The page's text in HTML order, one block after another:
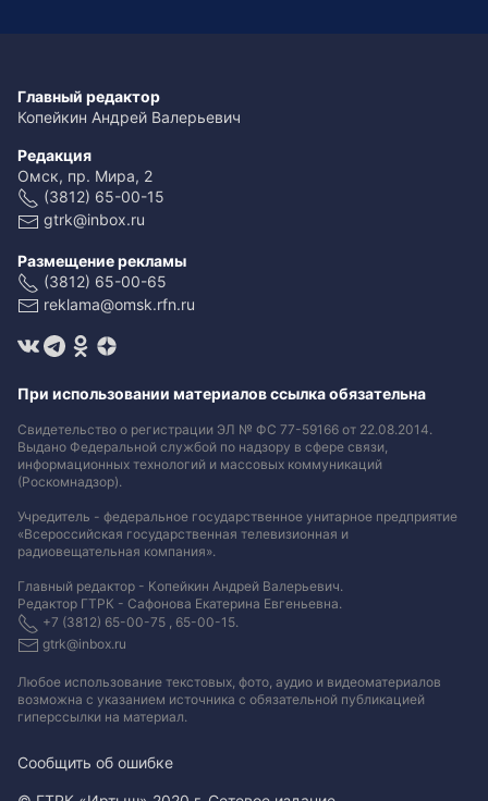
Главный редактор
Копейкин Андрей Валерьевич
Редакция
Омск, пр. Мира, 2
(3812) 65-00-15
gtrk@inbox.ru
Размещение рекламы
(3812) 65-00-65
reklama@omsk.rfn.ru
При использовании материалов ссылка обязательна
Свидетельство о регистрации ЭЛ № ФС 77-59166 от 22.08.2014.
Выдано Федеральной службой по надзору в сфере связи,
информационных технологий и массовых коммуникаций
(Роскомнадзор).
Учредитель - федеральное государственное унитарное предприятие
«Всероссийская государственная телевизионная и
радиовещательная компания».
Главный редактор - Копейкин Андрей Валерьевич.
Редактор ГТРК - Сафонова Екатерина Евгеньевна.
+7 (3812) 65-00-75 , 65-00-15.
gtrk@inbox.ru
Любое использование текстовых, фото, аудио и видеоматериалов
возможна с указанием источника с обязательной публикацией
гиперссылки на материал.
Сообщить об ошибке